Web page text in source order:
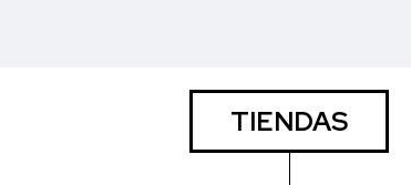
TIENDAS